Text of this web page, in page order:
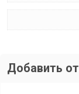
Добавить